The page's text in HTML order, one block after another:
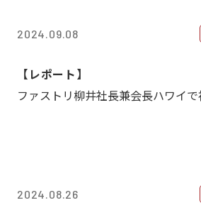
2024.09.08
【レポート】
ファストリ柳井社長兼会長ハワイ
2024.08.26